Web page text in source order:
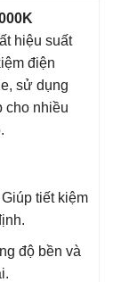
hiệu suất
điện
, sử dụng
cho nhiều
Giúp tiết kiệm
độ bền và